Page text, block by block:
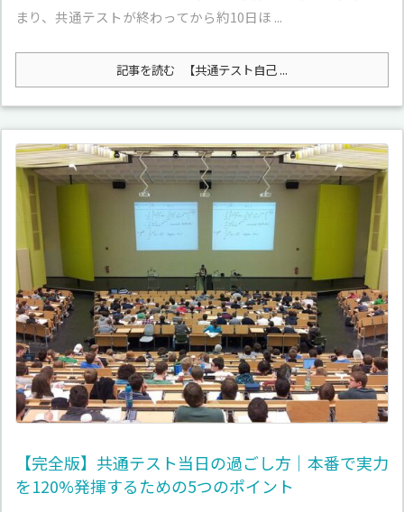
まり、共通テストが終わってから約10日ほ ...
記事を読む 【共通テスト自己 ...
【完全版】共通テスト当日の過ごし方｜本番で実力
を120%発揮するための5つのポイント